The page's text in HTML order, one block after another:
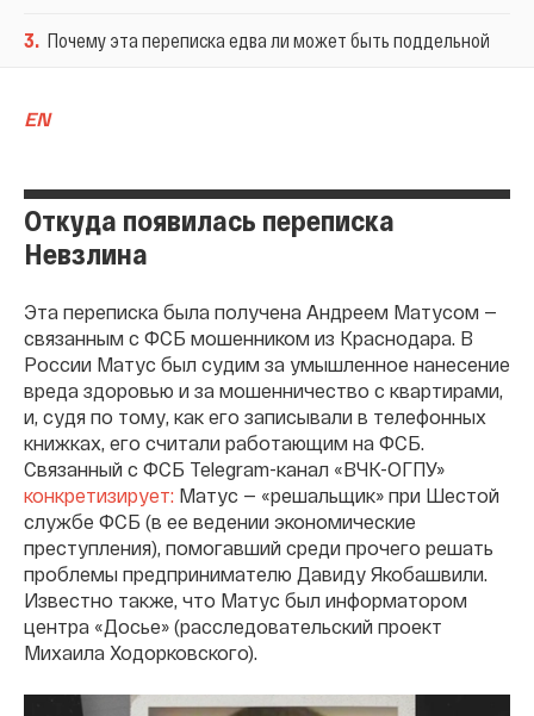
3. Почему эта переписка едва ли может быть поддельной
EN
Откуда появилась переписка
Невзлина
Эта переписка была получена Андреем Матусом —
связанным с ФСБ мошенником из Краснодара. В
России Матус был судим за умышленное нанесение
вреда здоровью и за мошенничество с квартирами,
и, судя по тому, как его записывали в телефонных
книжках, его считали работающим на ФСБ.
Связанный с ФСБ Telegram-канал «ВЧК-ОГПУ»
конкретизирует: Матус — «решальщик» при Шестой
службе ФСБ (в ее ведении экономические
преступления), помогавший среди прочего решать
проблемы предпринимателю Давиду Якобашвили.
Известно также, что Матус был информатором
центра «Досье» (расследовательский проект
Михаила Ходорковского).